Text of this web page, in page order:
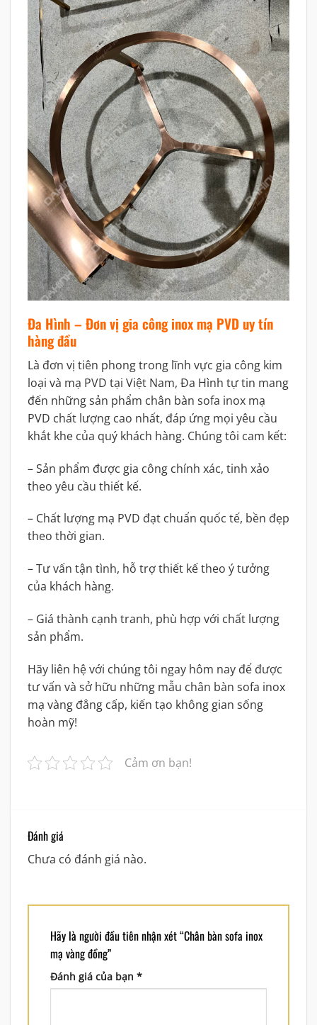
Đa Hình – Đơn vị gia công inox mạ PVD uy tín
hàng đầu
Là đơn vị tiên phong trong lĩnh vực gia công kim
loại và mạ PVD tại Việt Nam, Đa Hình tự tin mang
đến những sản phẩm chân bàn sofa inox mạ
PVD chất lượng cao nhất, đáp ứng mọi yêu cầu
khắt khe của quý khách hàng. Chúng tôi cam kết:
– Sản phẩm được gia công chính xác, tinh xảo
theo yêu cầu thiết kế.
– Chất lượng mạ PVD đạt chuẩn quốc tế, bền đẹp
theo thời gian.
– Tư vấn tận tình, hỗ trợ thiết kế theo ý tưởng
của khách hàng.
– Giá thành cạnh tranh, phù hợp với chất lượng
sản phẩm.
Hãy liên hệ với chúng tôi ngay hôm nay để được
tư vấn và sở hữu những mẫu chân bàn sofa inox
mạ vàng đẳng cấp, kiến tạo không gian sống
hoàn mỹ!
Cảm ơn bạn!
Đánh giá
Chưa có đánh giá nào.
Hãy là người đầu tiên nhận xét “Chân bàn sofa inox
mạ vàng đồng”
Đánh giá của bạn *